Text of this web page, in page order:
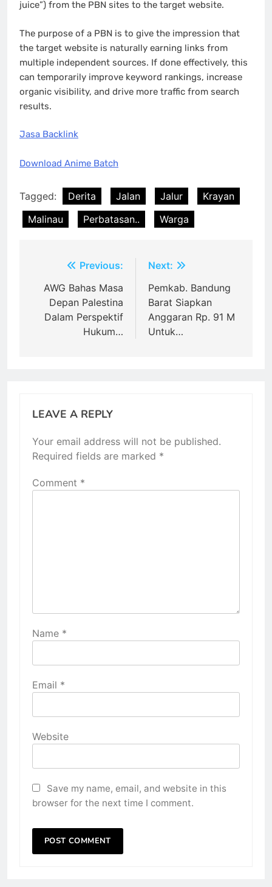
juice”) from the PBN sites to the target website.
The purpose of a PBN is to give the impression that
the target website is naturally earning links from
multiple independent sources. If done effectively, this
can temporarily improve keyword rankings, increase
organic visibility, and drive more traffic from search
results.
Jasa Backlink
Download Anime Batch
Tagged: Derita Jalan Jalur
Krayan
Malinau
Perbatasan.. Warga
navigation
Previous:
AWG Bahas Masa
Depan Palestina
Dalam Perspektif
Hukum…
Next:
Pemkab. Bandung
Barat Siapkan
Anggaran Rp. 91 M
Untuk…
LEAVE A REPLY
Your email address will not be published.
Required fields are marked *
Comment *
Name *
Email *
Website
Save my name, email, and website in this
browser for the next time I comment.